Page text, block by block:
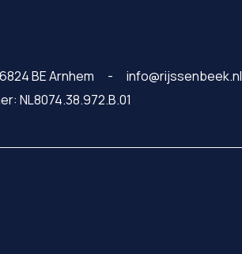
6824 BE Arnhem info@rijssenbeek.nl
NL8074.38.972.B.01